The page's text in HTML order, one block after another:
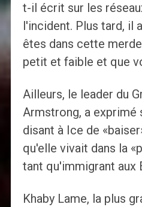
t-il écrit sur les
l'incident. Plus tard, il
êtes dans cette
petit et faible et que
Ailleurs, le leader du
Armstrong, a exprimé
disant à Ice de
qu'elle vivait dans la
tant qu'immigrant aux
Khaby Lame, la plus